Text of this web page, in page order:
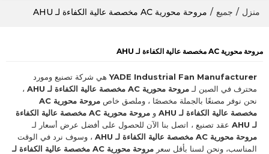
منزل / جميع / مروحة محورية AC مخصصة عالية الكفاءة لـ AHU
مروحة محورية AC مخصصة عالية الكفاءة لـ AHU
YADE Industrial Fan Manufacturerهي شركة تصنيع ومورد
محترف في الصين لـ مروحة محورية AC مخصصة عالية الكفاءة لـ AHU
،
نحن نوفر مصنعًا بالجملة مخصصًا ، وملصق خاص
مروحة محورية AC
مخصصة عالية الكفاءة لـ AHU
و
مروحة محورية AC مخصصة عالية الكفاءة
لـ AHU
عقد تصنيع ، اتصل بنا الآن للحصول على أفضل عرض أسعار لـ
مروحة محورية AC مخصصة عالية الكفاءة لـ AHU
، وسوف نرد في الوقت
المناسب، ونحن لسنا بأقل سعر
مروحة محورية AC مخصصة عالية الكفاءة لـ